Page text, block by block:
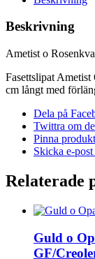
mängd
Beskrivning
Ametist o
Fasettslipat
cm långt med
Dela på
Twittra om
Pinna
Skicka e-
Relaterade
Guld o
GF/